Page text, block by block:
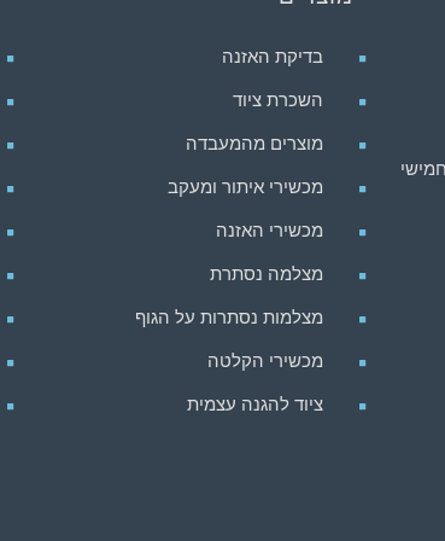
בדיקת האזנה
השכרת ציוד
מוצרים מהמעבדה
מכשירי איתור ומעקב
מכשירי האזנה
מצלמה נסתרת
מצלמות נסתרות על הגוף
מכשירי הקלטה
ציוד להגנה עצמית